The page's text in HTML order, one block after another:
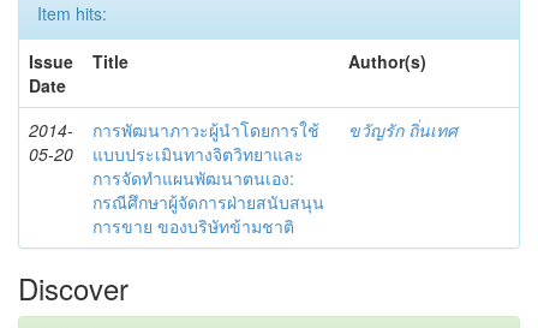
Item hits:
Issue
Date
Title Author(s)
2014-
05-20
การพัฒนาภาวะผู้นำโดยการใช้
แบบประเมินทางจิตวิทยาและ
การจัดทำแผนพัฒนาตนเอง:
กรณีศึกษาผู้จัดการฝ่ายสนับสนุน
การขาย ของบริษัทข้ามชาติ
ขวัญรัก ถิ่นเทศ
Discover